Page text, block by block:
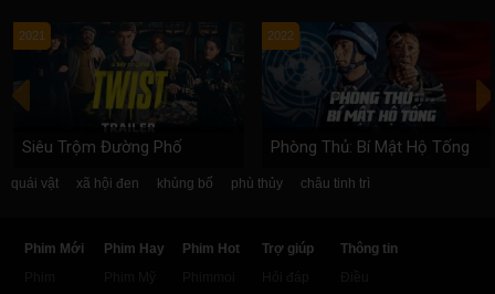
2021
Siêu Trộm Đường Phố
2022
Phòng Thủ: Bí Mật Hộ Tống
quái vật xã hội đen khủng bố phù thủy châu tinh trì
Phim Mới
Phim Hay
Phim Hot
Trợ giúp
Thông tin